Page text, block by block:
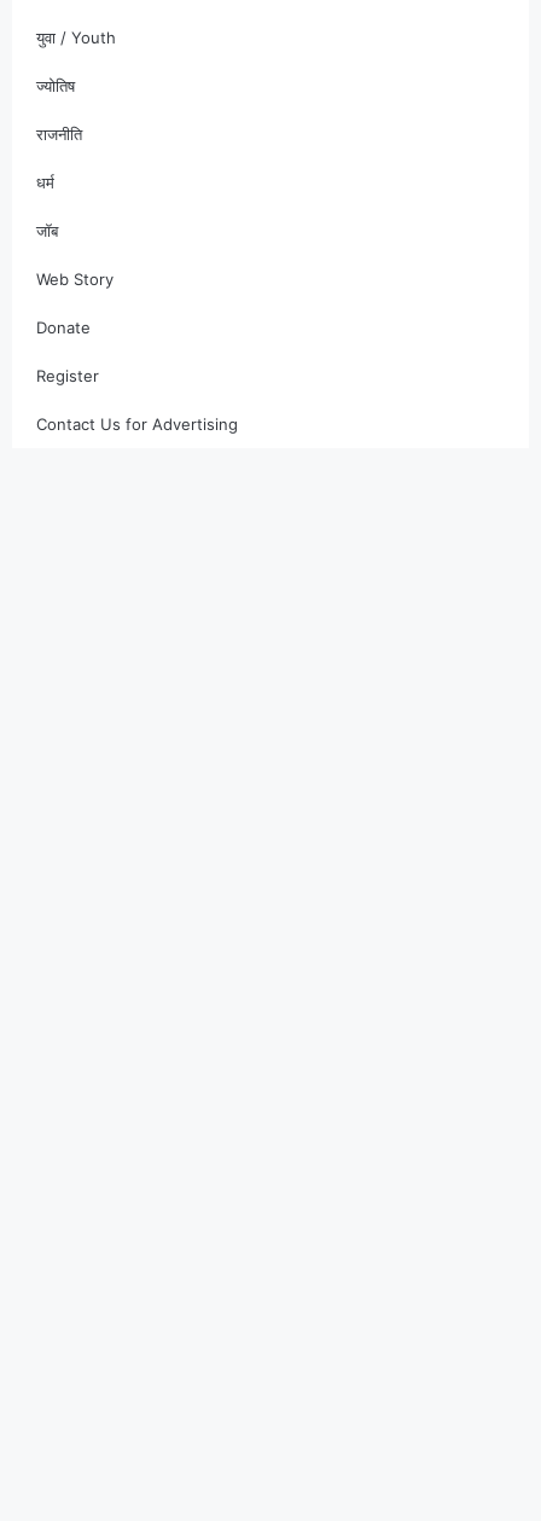
युवा / Youth
ज्योतिष
राजनीति
धर्म
जॉब
Web Story
Donate
Register
Contact Us for Advertising